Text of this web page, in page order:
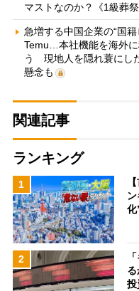
マストなのか？《1級葬
急増する中国企業の“国
Temu…本社機能を海外
う 現地人を隠れ蓑にし
懸念も
関連記事
ランキング
1
2